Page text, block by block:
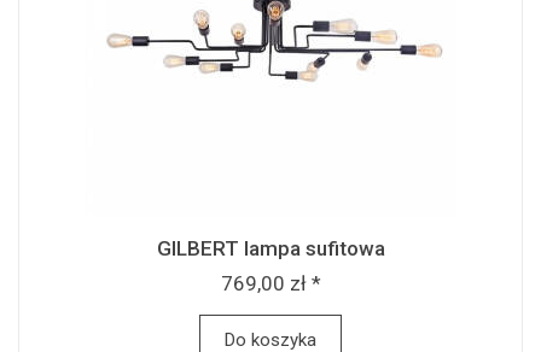
GILBERT lampa sufitowa
769,00 zł *
Do koszyka